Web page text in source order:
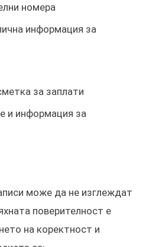
номера
информация за
за заплати
и информация за
може да не изглеждат
поверителност е
на коректност и